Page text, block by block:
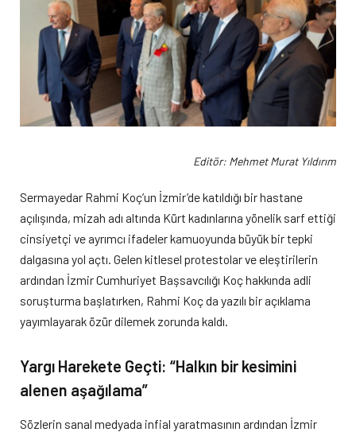
Editör: Mehmet Murat Yıldırım
Sermayedar Rahmi Koç’un İzmir’de katıldığı bir hastane
açılışında, mizah adı altında Kürt kadınlarına yönelik sarf ettiği
cinsiyetçi ve ayrımcı ifadeler kamuoyunda büyük bir tepki
dalgasına yol açtı. Gelen kitlesel protestolar ve eleştirilerin
ardından İzmir Cumhuriyet Başsavcılığı Koç hakkında adli
soruşturma başlatırken, Rahmi Koç da yazılı bir açıklama
yayımlayarak özür dilemek zorunda kaldı.
Yargı Harekete Geçti: “Halkın bir kesimini
alenen aşağılama”
Sözlerin sanal medyada infial yaratmasının ardından İzmir